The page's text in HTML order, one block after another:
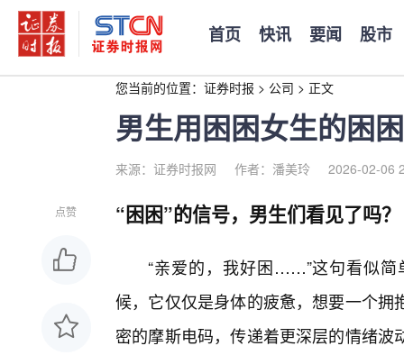
首页 快讯 要闻 股市
您当前的位置： 证券时报 > 公司 > 正文
男生用困困女生的困困
来源：证券时报网 作者：潘美玲 2026-02-06
点赞 “困困”的信号，男生们看见了吗？
“亲爱的，我好困……”这句看似简
候，它仅仅是身体的疲惫，想要一个
密的摩斯电码，传递着更深层的情绪